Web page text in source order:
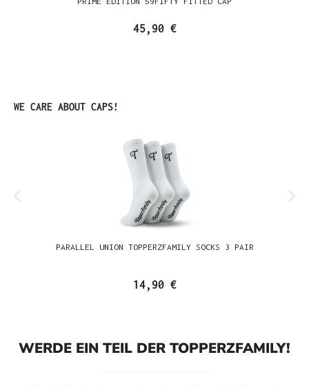
45,90 €
Produktgalerie überspringen
WE CARE ABOUT CAPS!
PARALLEL UNION TOPPERZFAMILY SOCKS 3 PAIR
14,90 €
WERDE EIN TEIL DER TOPPERZFAMILY!